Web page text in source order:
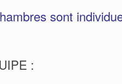
sont
: